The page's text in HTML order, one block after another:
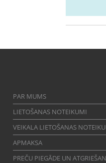
PAR MUMS
LIETOŠANAS NOTEIKUMI
VEIKALA LIETOŠANAS
APMAKSA
PREČU PIEGĀDE UN